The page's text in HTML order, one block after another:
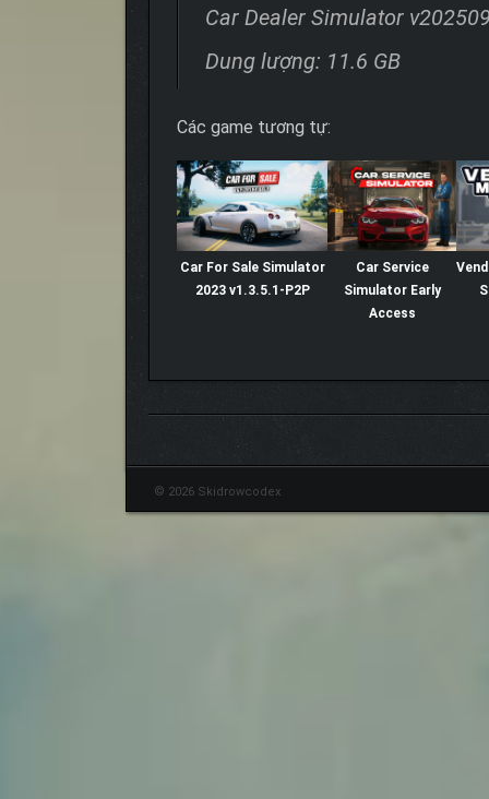
Car Dealer Simulator
Dung lượng: 11.6 GB
Các game tương tự:
Car For Sale Simulator
2023 v1.3.5.1-P2P
Car Service
Simulator Early
Access
© 2026 Skidrowcodex